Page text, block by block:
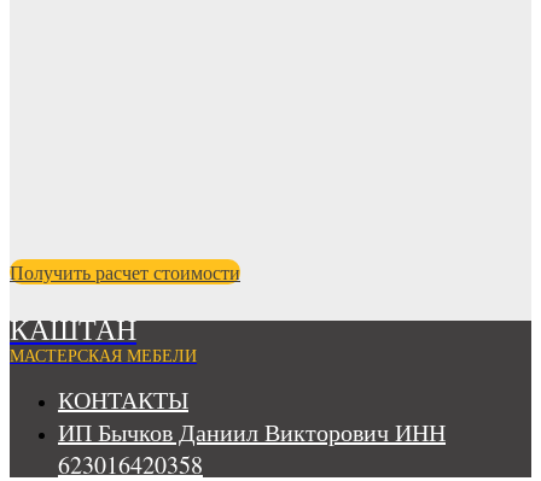
Получить расчет стоимости
КАШТАН
МАСТЕРСКАЯ МЕБЕЛИ
КОНТАКТЫ
ИП Бычков Даниил Викторович ИНН
623016420358